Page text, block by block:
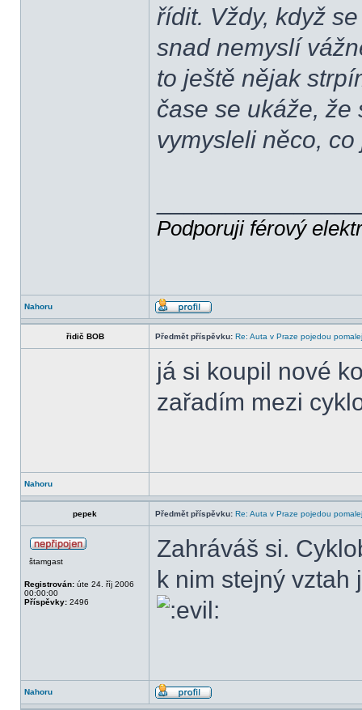
řídit. Vždy, když
snad nemyslí
to ještě nějak
čase se ukáže,
vymysleli něco,
Podporuji férový
Nahoru
řidič BOB Předmět příspěvku: Re: Auta v Praze pojedou
já si koupil nové
zařadím mezi
Nahoru
pepek Předmět příspěvku: Re: Auta v Praze pojedou
štamgast
Registrován: úte 24. říj 2006
00:00:00
Příspěvky: 2496
Zahráváš si.
k nim stejný vztah
Nahoru